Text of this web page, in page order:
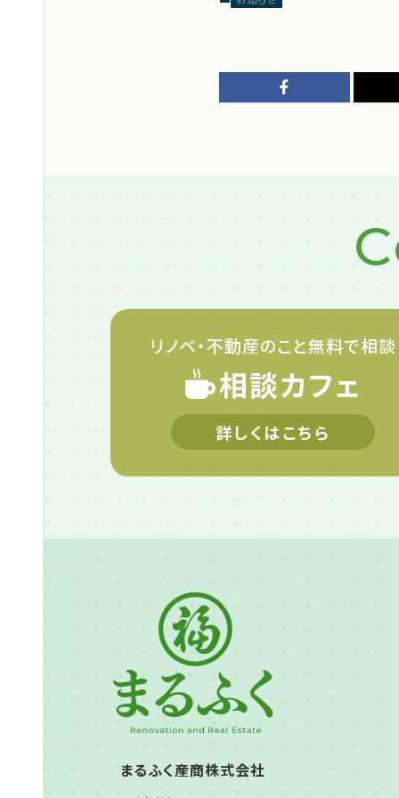
リノベ・不動産のこと無料で相談
相談カフェ
詳しくはこちら
まるふく産商株式会社